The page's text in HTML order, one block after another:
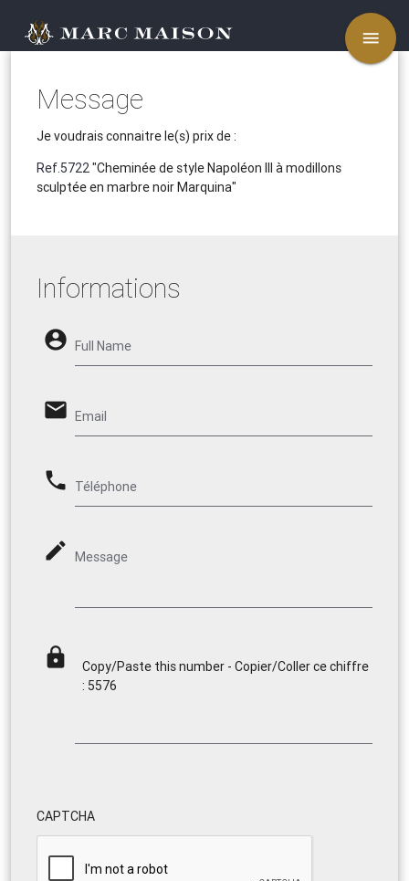
menu
Message
Je voudrais connaitre le(s) prix de :
Ref.5722"Cheminée de style Napoléon III à modillons
sculptée en marbre noir Marquina"
Informations
account_circle Full Name
email Email
phone Téléphone
mode_edit Message
lock
Copy/Paste this number - Copier/Coller ce chiffre
: 5576
CAPTCHA